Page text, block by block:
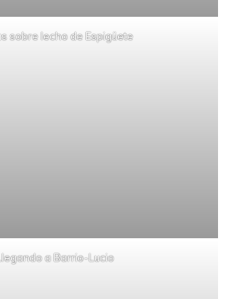
sobre lecho de Espigüete
a Barrio-Lucio